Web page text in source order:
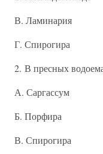
В. Ламинария
Г. Спирогира
2. В пресных
А. Саргассум
Б. Порфира
В. Спирогира